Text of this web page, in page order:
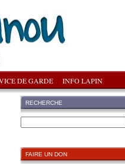
DE GARDE INFO LAPIN
RECHERCHE
FAIRE UN DON